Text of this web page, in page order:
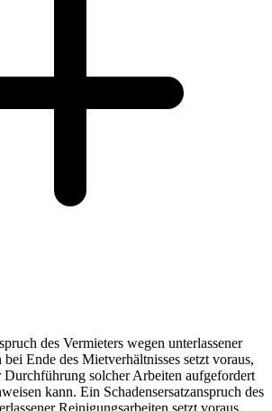
des Vermieters wegen unterlassener
bei Ende des Mietverhältnisses setzt voraus,
Durchführung solcher Arbeiten aufgefordert
kann. Ein Schadensersatzanspruch des
Reinigungsarbeiten setzt voraus,